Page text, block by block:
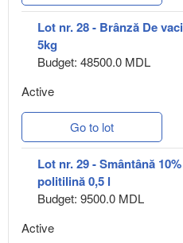
Lot nr. 28 - Brânză De
5kg
Budget: 48500.0 MDL
Active
Go to lot
Lot nr. 29 - Smântână
politilină 0,5 l
Budget: 9500.0 MDL
Active